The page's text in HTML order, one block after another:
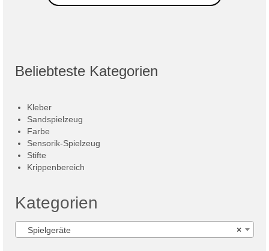
Beliebteste Kategorien
Kleber
Sandspielzeug
Farbe
Sensorik-Spielzeug
Stifte
Krippenbereich
Kategorien
×
Spielgeräte